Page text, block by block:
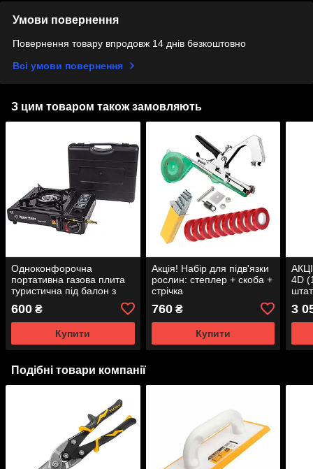
Умови повернення
Повернення товару впродовж 14 днів безкоштовно
Всі умови повернення
З цим товаром також замовляють
Одноконфорочна
портативна газова плита
туристична під балон з
600 ₴
Купити
Акція! Набір для підв'язки
рослин: степлер + скоба +
стрічка
760₴
Купити
4D
3
Подібні товари компанії